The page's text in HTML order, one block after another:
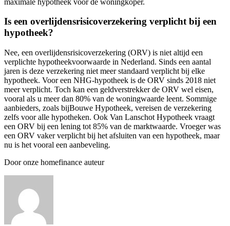
Is een overlijdensrisicoverzekering verplicht bij een
hypotheek?
Nee, een overlijdensrisicoverzekering (ORV) is niet altijd een
verplichte hypotheekvoorwaarde in Nederland. Sinds een aantal
jaren is deze verzekering niet meer standaard verplicht bij elke
hypotheek. Voor een NHG-hypotheek is de ORV sinds 2018 niet
meer verplicht. Toch kan een geldverstrekker de ORV wel eisen,
vooral als u meer dan 80% van de woningwaarde leent. Sommige
aanbieders, zoals bijBouwe Hypotheek, vereisen de verzekering
zelfs voor alle hypotheken. Ook Van Lanschot Hypotheek vraagt
een ORV bij een lening tot 85% van de marktwaarde. Vroeger was
een ORV vaker verplicht bij het afsluiten van een hypotheek, maar
nu is het vooral een aanbeveling.
Door onze homefinance auteur